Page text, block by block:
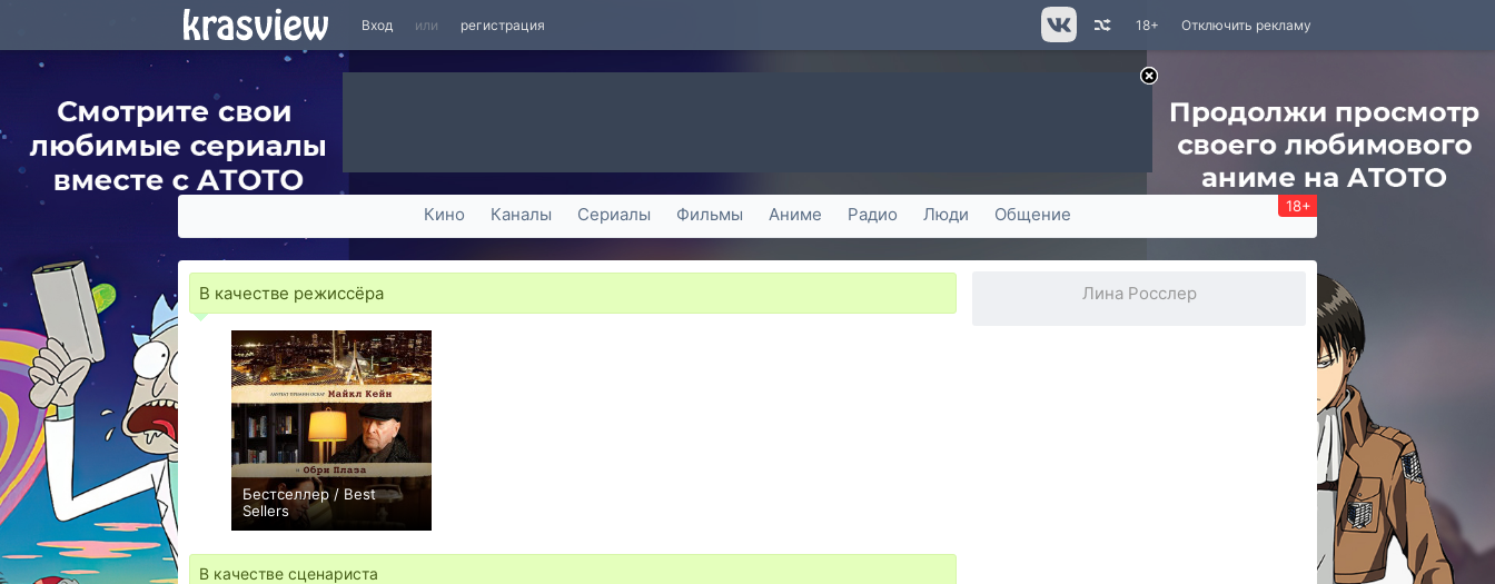
Вход или регистрация Отключить рекламу
18+
Кино Каналы Сериалы Фильмы Аниме Радио Люди Общение 18+
В качестве режиссёра
Бестселлер / Best
Sellers
+2
В качестве сценариста
Лина Росслер